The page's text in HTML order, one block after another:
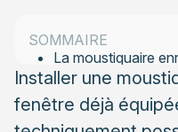
Installer une
fenêtre déjà
SOMMAIRE
fenêtres équipées
La moustiquaire
privilégiée
Les moustiquaires